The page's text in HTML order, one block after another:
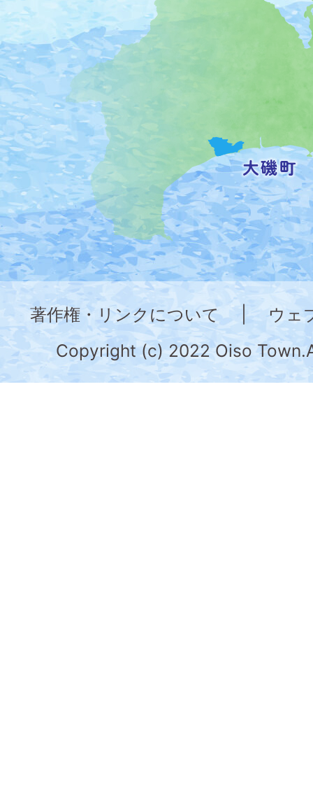
町
の
位
置
を
記
し
た
地
図。
神
奈
川
県
の
著作権・リンクについて
ウェ
Copyright (c) 2022 Oiso